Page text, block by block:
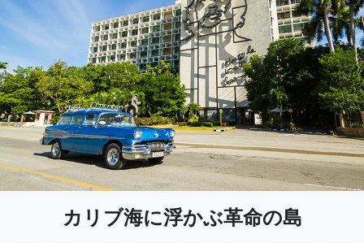
カリブ海に浮かぶ革命の島